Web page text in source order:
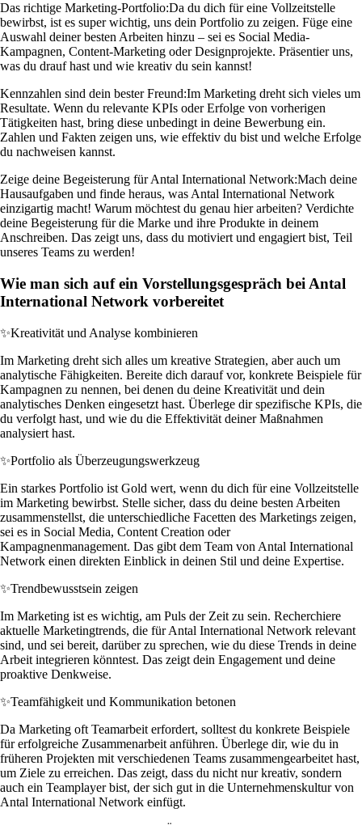
Das richtige Marketing-Portfolio:Da du dich für eine Vollzeitstelle
bewirbst, ist es super wichtig, uns dein Portfolio zu zeigen. Füge eine
Auswahl deiner besten Arbeiten hinzu – sei es Social Media-
Kampagnen, Content-Marketing oder Designprojekte. Präsentier uns,
was du drauf hast und wie kreativ du sein kannst!
Kennzahlen sind dein bester Freund:Im Marketing dreht sich vieles um
Resultate. Wenn du relevante KPIs oder Erfolge von vorherigen
Tätigkeiten hast, bring diese unbedingt in deine Bewerbung ein.
Zahlen und Fakten zeigen uns, wie effektiv du bist und welche Erfolge
du nachweisen kannst.
Zeige deine Begeisterung für Antal International Network:Mach deine
Hausaufgaben und finde heraus, was Antal International Network
einzigartig macht! Warum möchtest du genau hier arbeiten? Verdichte
deine Begeisterung für die Marke und ihre Produkte in deinem
Anschreiben. Das zeigt uns, dass du motiviert und engagiert bist, Teil
unseres Teams zu werden!
Wie man sich auf ein Vorstellungsgespräch bei Antal
International Network vorbereitet
✨Kreativität und Analyse kombinieren
Im Marketing dreht sich alles um kreative Strategien, aber auch um
analytische Fähigkeiten. Bereite dich darauf vor, konkrete Beispiele für
Kampagnen zu nennen, bei denen du deine Kreativität und dein
analytisches Denken eingesetzt hast. Überlege dir spezifische KPIs, die
du verfolgt hast, und wie du die Effektivität deiner Maßnahmen
analysiert hast.
✨Portfolio als Überzeugungswerkzeug
Ein starkes Portfolio ist Gold wert, wenn du dich für eine Vollzeitstelle
im Marketing bewirbst. Stelle sicher, dass du deine besten Arbeiten
zusammenstellst, die unterschiedliche Facetten des Marketings zeigen,
sei es in Social Media, Content Creation oder
Kampagnenmanagement. Das gibt dem Team von Antal International
Network einen direkten Einblick in deinen Stil und deine Expertise.
✨Trendbewusstsein zeigen
Im Marketing ist es wichtig, am Puls der Zeit zu sein. Recherchiere
aktuelle Marketingtrends, die für Antal International Network relevant
sind, und sei bereit, darüber zu sprechen, wie du diese Trends in deine
Arbeit integrieren könntest. Das zeigt dein Engagement und deine
proaktive Denkweise.
✨Teamfähigkeit und Kommunikation betonen
Da Marketing oft Teamarbeit erfordert, solltest du konkrete Beispiele
für erfolgreiche Zusammenarbeit anführen. Überlege dir, wie du in
früheren Projekten mit verschiedenen Teams zusammengearbeitet hast,
um Ziele zu erreichen. Das zeigt, dass du nicht nur kreativ, sondern
auch ein Teamplayer bist, der sich gut in die Unternehmenskultur von
Antal International Network einfügt.